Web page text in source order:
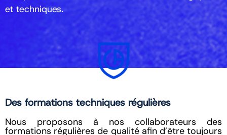
et techniques.
Des formations techniques régulières
Nous proposons à nos collaborateurs des
formations régulières de qualité afin d’être toujours